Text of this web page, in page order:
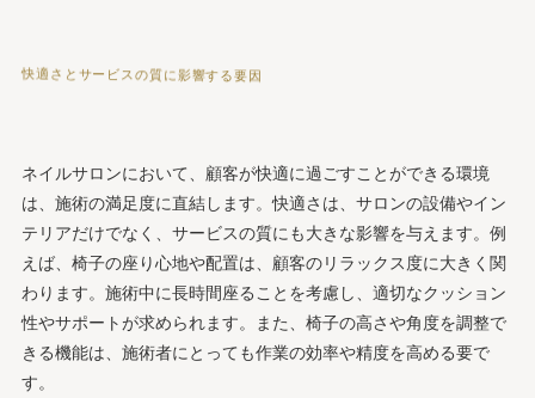
快適さとサービスの質に影響する要因
ネイルサロンにおいて、顧客が快適に過ごすことができる環境
は、施術の満足度に直結します。快適さは、サロンの設備やイン
テリアだけでなく、サービスの質にも大きな影響を与えます。例
えば、椅子の座り心地や配置は、顧客のリラックス度に大きく関
わります。施術中に長時間座ることを考慮し、適切なクッション
性やサポートが求められます。また、椅子の高さや角度を調整で
きる機能は、施術者にとっても作業の効率や精度を高める要で
す。